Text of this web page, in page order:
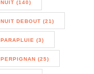
NUIT (140)
NUIT DEBOUT (21)
PARAPLUIE (3)
PERPIGNAN (25)